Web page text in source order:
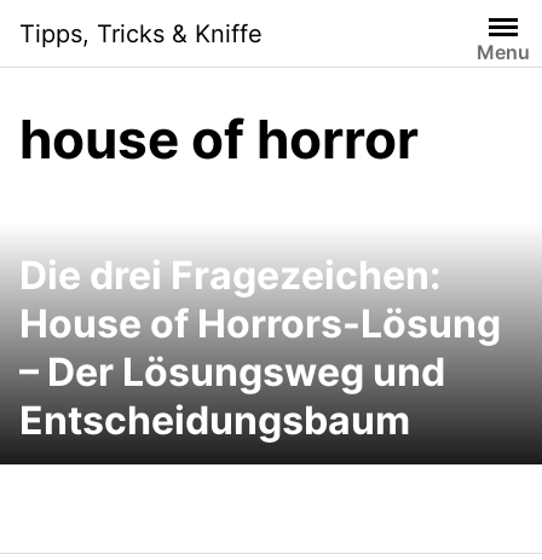
content
Tipps, Tricks & Kniffe
Menu
house of horror
Die drei Fragezeichen:
House of Horrors-Lösung
– Der Lösungsweg und
Entscheidungsbaum